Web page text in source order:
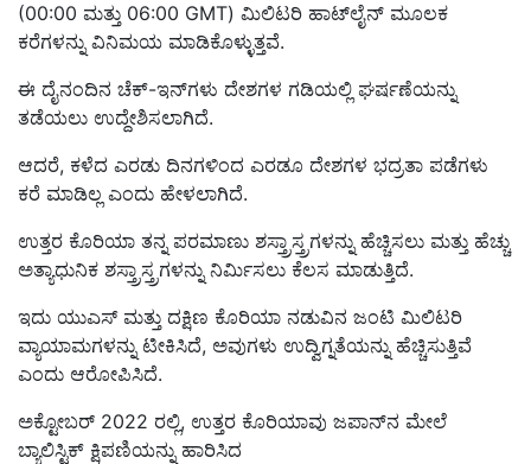
(00:00 ಮತ್ತು 06:00 GMT) ಮಿಲಿಟರಿ ಹಾಟ್‌ಲೈನ್ ಮೂಲಕ
ಕರೆಗಳನ್ನು ವಿನಿಮಯ ಮಾಡಿಕೊಳ್ಳುತ್ತವೆ.
ಈ ದೈನಂದಿನ ಚೆಕ್-ಇನ್‌ಗಳು ದೇಶಗಳ ಗಡಿಯಲ್ಲಿ ಘರ್ಷಣೆಯನ್ನು
ತಡೆಯಲು ಉದ್ದೇಶಿಸಲಾಗಿದೆ.
ಆದರೆ, ಕಳೆದ ಎರಡು ದಿನಗಳಿಂದ ಎರಡೂ ದೇಶಗಳ ಭದ್ರತಾ ಪಡೆಗಳು
ಕರೆ ಮಾಡಿಲ್ಲ ಎಂದು ಹೇಳಲಾಗಿದೆ.
ಉತ್ತರ ಕೊರಿಯಾ ತನ್ನ ಪರಮಾಣು ಶಸ್ತ್ರಾಸ್ತ್ರಗಳನ್ನು ಹೆಚ್ಚಿಸಲು ಮತ್ತು ಹೆಚ್ಚು
ಅತ್ಯಾಧುನಿಕ ಶಸ್ತ್ರಾಸ್ತ್ರಗಳನ್ನು ನಿರ್ಮಿಸಲು ಕೆಲಸ ಮಾಡುತ್ತಿದೆ.
ಇದು ಯುಎಸ್ ಮತ್ತು ದಕ್ಷಿಣ ಕೊರಿಯಾ ನಡುವಿನ ಜಂಟಿ ಮಿಲಿಟರಿ
ವ್ಯಾಯಾಮಗಳನ್ನು ಟೀಕಿಸಿದೆ, ಅವುಗಳು ಉದ್ವಿಗ್ನತೆಯನ್ನು ಹೆಚ್ಚಿಸುತ್ತಿವೆ
ಎಂದು ಆರೋಪಿಸಿದೆ.
ಅಕ್ಟೋಬರ್ 2022 ರಲ್ಲಿ, ಉತ್ತರ ಕೊರಿಯಾವು ಜಪಾನ್‌ನ ಮೇಲೆ
ಬ್ಯಾಲಿಸ್ಟಿಕ್ ಕ್ಷಿಪಣಿಯನ್ನು ಹಾರಿಸಿದ